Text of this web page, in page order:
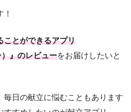
ことができるアプリ
』のレビューをお届けしたいと
毎日の献立に悩むこともあります